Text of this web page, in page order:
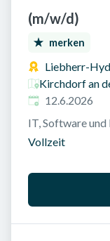
(m/w/d)
merken
Liebherr-
Kirchdorf an
Veröffentlicht am
12.6.2026
IT, Software
Vollzeit